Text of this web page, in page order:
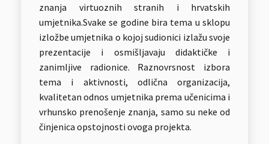
znanja virtuoznih stranih i hrvatskih
umjetnika.Svake se godine bira tema u sklopu
izložbe umjetnika o kojoj sudionici izlažu svoje
prezentacije i osmišljavaju didaktičke i
zanimljive radionice. Raznovrsnost izbora
tema i aktivnosti, odlična organizacija,
kvalitetan odnos umjetnika prema učenicima i
vrhunsko prenošenje znanja, samo su neke od
činjenica opstojnosti ovoga projekta.